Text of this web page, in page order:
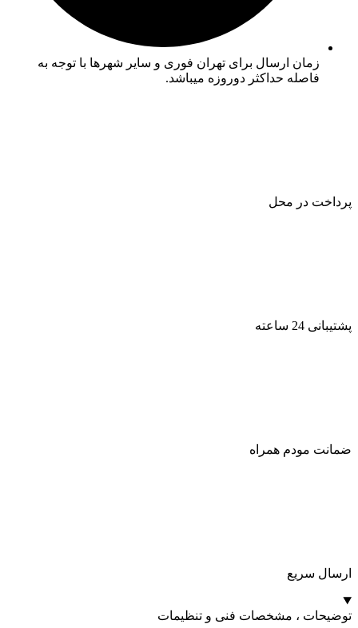
زمان ارسال برای تهران فوری و سایر شهرها با توجه به
فاصله حداکثر دوروزه میباشد.
پرداخت در محل
پشتیبانی 24 ساعته
ضمانت مودم همراه
ارسال سریع
توضیحات ، مشخصات فنی و تنظیمات